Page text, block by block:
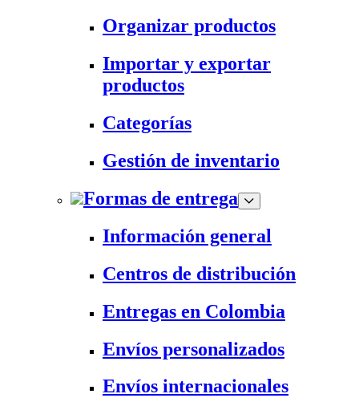
Organizar productos
Importar y exportar
productos
Categorías
Gestión de inventario
Formas de entrega
Información general
Centros de distribución
Entregas en Colombia
Envíos personalizados
Envíos internacionales